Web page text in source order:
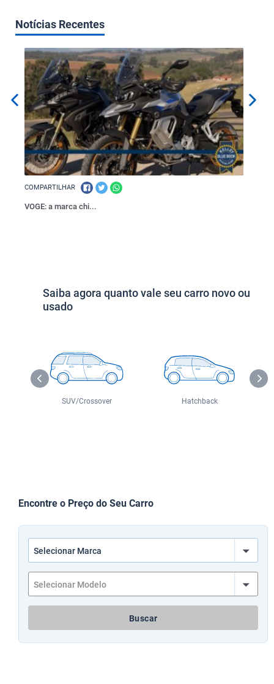
Notícias Recentes
COMPARTILHAR
VOGE: a marca chi...
Saiba agora quanto vale seu carro novo ou
usado
SUV/Crossover Hatchback
Encontre o Preço do Seu Carro
Buscar